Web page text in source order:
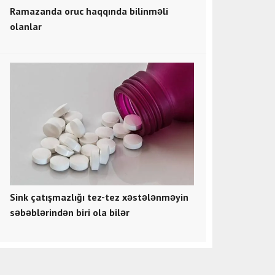
Ramazanda oruc haqqında bilinməli
olanlar
Sink çatışmazlığı tez-tez xəstələnməyin
səbəblərindən biri ola bilər